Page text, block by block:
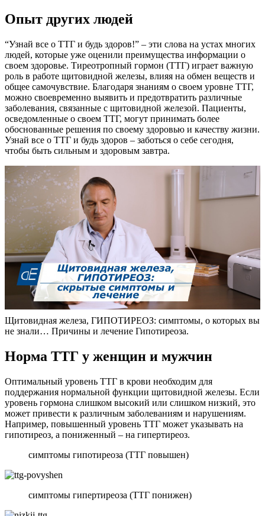
Опыт других людей
“Узнай все о ТТГ и будь здоров!” – эти слова на устах многих
людей, которые уже оценили преимущества информации о
своем здоровье. Тиреотропный гормон (ТТГ) играет важную
роль в работе щитовидной железы, влияя на обмен веществ и
общее самочувствие. Благодаря знаниям о своем уровне ТТГ,
можно своевременно выявить и предотвратить различные
заболевания, связанные с щитовидной железой. Пациенты,
осведомленные о своем ТТГ, могут принимать более
обоснованные решения по своему здоровью и качеству жизни.
Узнай все о ТТГ и будь здоров – заботься о себе сегодня,
чтобы быть сильным и здоровым завтра.
Щитовидная железа, ГИПОТИРЕОЗ: симптомы, о которых вы
не знали… Причины и лечение Гипотиреоза.
Норма ТТГ у женщин и мужчин
Оптимальный уровень ТТГ в крови необходим для
поддержания нормальной функции щитовидной железы. Если
уровень гормона слишком высокий или слишком низкий, это
может привести к различным заболеваниям и нарушениям.
Например, повышенный уровень ТТГ может указывать на
гипотиреоз, а пониженный – на гипертиреоз.
симптомы гипотиреоза (ТТГ повышен)
симптомы гипертиреоза (ТТГ понижен)